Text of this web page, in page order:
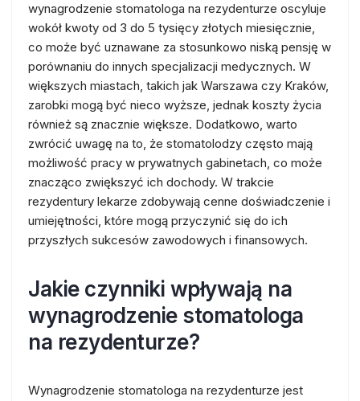
wynagrodzenie stomatologa na rezydenturze oscyluje
wokół kwoty od 3 do 5 tysięcy złotych miesięcznie,
co może być uznawane za stosunkowo niską pensję w
porównaniu do innych specjalizacji medycznych. W
większych miastach, takich jak Warszawa czy Kraków,
zarobki mogą być nieco wyższe, jednak koszty życia
również są znacznie większe. Dodatkowo, warto
zwrócić uwagę na to, że stomatolodzy często mają
możliwość pracy w prywatnych gabinetach, co może
znacząco zwiększyć ich dochody. W trakcie
rezydentury lekarze zdobywają cenne doświadczenie i
umiejętności, które mogą przyczynić się do ich
przyszłych sukcesów zawodowych i finansowych.
Jakie czynniki wpływają na
wynagrodzenie stomatologa
na rezydenturze?
Wynagrodzenie stomatologa na rezydenturze jest